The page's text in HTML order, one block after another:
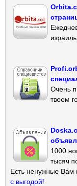
Очень
твоем
1000
тысяч
Есть ненужные Вам
с выгодой!